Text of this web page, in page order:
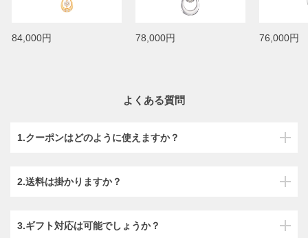
84,000円 78,000円 76,000円
よくある質問
1.クーポンはどのように使えますか？
2.送料は掛かりますか？
3.ギフト対応は可能でしょうか？